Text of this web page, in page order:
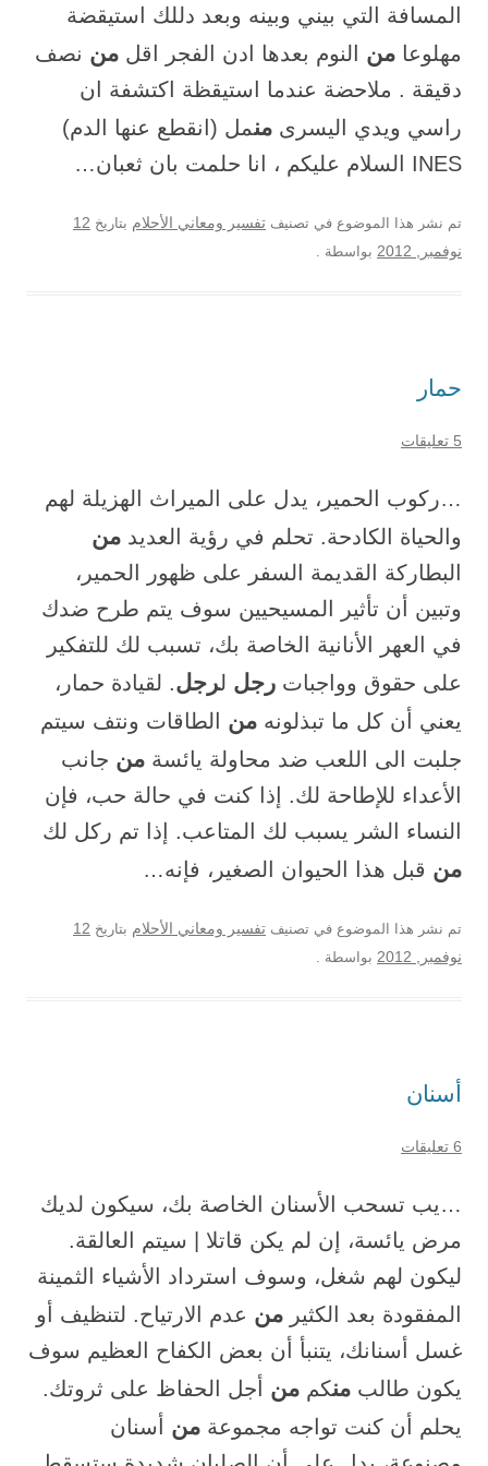
المسافة التي بيني وبينه وبعد دللك استيقضة
مهلوعا من النوم بعدها ادن الفجر اقل من نصف
دقيقة . ملاحضة عندما استيقظة اكتشفة ان
راسي ويدي اليسرى منمل (انقطع عنها الدم)
INES السلام عليكم ، انا حلمت بان ثعبان…
تم نشر هذا الموضوع في تصنيف تفسير ومعاني الأحلام بتاريخ 12
نوفمبر, 2012
بواسطة .
حمار
5 تعليقات
…ركوب الحمير، يدل على الميراث الهزيلة لهم
والحياة الكادحة. تحلم في رؤية العديد من
البطاركة القديمة السفر على ظهور الحمير،
وتبين أن تأثير المسيحيين سوف يتم طرح ضدك
في العهر الأنانية الخاصة بك، تسبب لك للتفكير
على حقوق وواجبات رجل لرجل. لقيادة حمار،
يعني أن كل ما تبذلونه من الطاقات ونتف سيتم
جلبت الى اللعب ضد محاولة يائسة من جانب
الأعداء للإطاحة لك. إذا كنت في حالة حب، فإن
النساء الشر يسبب لك المتاعب. إذا تم ركل لك
من قبل هذا الحيوان الصغير، فإنه…
تم نشر هذا الموضوع في تصنيف تفسير ومعاني الأحلام بتاريخ 12
نوفمبر, 2012
بواسطة .
أسنان
6 تعليقات
…يب تسحب الأسنان الخاصة بك، سيكون لديك
مرض يائسة، إن لم يكن قاتلا | سيتم العالقة.
ليكون لهم شغل، وسوف استرداد الأشياء الثمينة
المفقودة بعد الكثير من عدم الارتياح. لتنظيف أو
غسل أسنانك، يتنبأ أن بعض الكفاح العظيم سوف
يكون طالب منكم من أجل الحفاظ على ثروتك.
يحلم أن كنت تواجه مجموعة من أسنان